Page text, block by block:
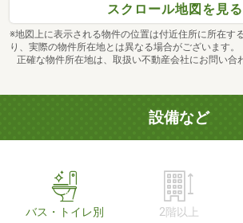
スクロール地図を見る
※地図上に表示される物件の位置は付近住所に所在す
り、実際の物件所在地とは異なる場合がございます。
正確な物件所在地は、取扱い不動産会社にお問い合
設備など
バス・トイレ別 2階以上